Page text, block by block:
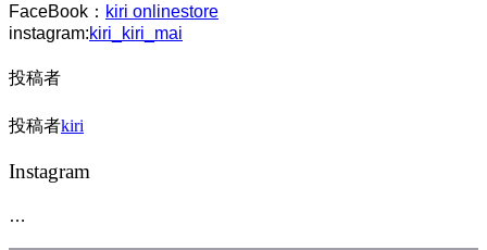
FaceBook： kiri onlinestore
instagram:kiri_kiri_mai
投稿者
投稿者kiri
Instagram
…